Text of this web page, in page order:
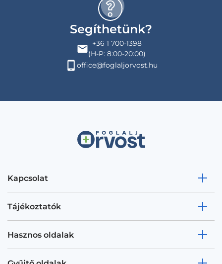
Segíthetünk?
+36 1 700-1398
(H-P: 8:00-20:00)
office@foglaljorvost.hu
Kapcsolat
Tájékoztatók
Hasznos oldalak